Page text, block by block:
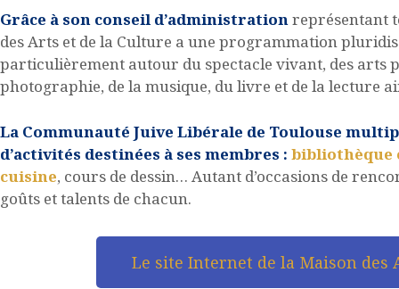
Grâce à son conseil d’administration représentant
des Arts et de la Culture a une programmation
particulièrement autour du spectacle vivant, des arts
photographie, de la musique, du livre et de la lecture
La Communauté Juive Libérale de Toulouse
d’activités destinées à ses membres : bibliothèque
cuisine, cours de dessin… Autant d’occasions de
goûts et talents de chacun.
Le site Internet de la Maison des